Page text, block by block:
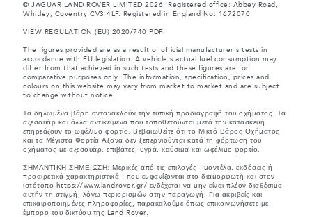
© JAGUAR LAND ROVER LIMITED 2026: Registered office: Abbey Road,
Whitley, Coventry CV3 4LF. Registered in England No: 1672070
VIEW REGULATION (EU) 2020/740 PDF
The figures provided are as a result of official manufacturer's tests in
accordance with EU legislation. A vehicle's actual fuel consumption may
differ from that achieved in such tests and these figures are for
comparative purposes only. The information, specification, prices and
colours on this website may vary from market to market and are subject
to change without notice.
Τα δηλωμένα βάρη αντανακλούν την τυπική προδιαγραφή του οχήματος. Τα
αξεσουάρ και άλλα αντικείμενα που τοποθετούνται μετά την κατασκευή
επηρεάζουν το ωφέλιμο φορτίο. Βεβαιωθείτε ότι το Μικτό Βάρος Οχήματος
και τα Μέγιστα Φορτία Άξονα δεν ξεπερνιούνται κατά τη φόρτωση του
οχήματος με αξεσουάρ, επιβάτες, υγρά, καύσιμα και ωφέλιμο φορτίο.
ΣΗΜΑΝΤΙΚΗ ΣΗΜΕΙΩΣΗ: Μερικές από τις επιλογές - μοντέλα, εκδόσεις ή
προαιρετικά χαρακτηριστικά - που εμφανίζονται στο διαμορφωτή και στον
ιστότοπο https://www.landrover.gr/ ενδέχεται να μην είναι πλέον διαθέσιμα
αυτήν τη στιγμή, λόγω περιορισμών στην παραγωγή. Για ακριβείς και
επικαιροποιημένες πληροφορίες, παρακαλούμε όπως επικοινωνήσετε με
έμπορο του δικτύου της Land Rover.